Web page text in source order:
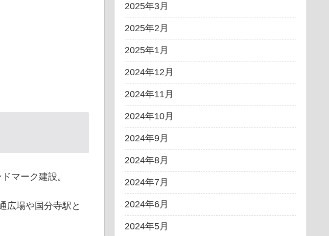
マーク建設。
広場や国分寺駅と
2025年3月
2025年2月
2025年1月
2024年12月
2024年11月
2024年10月
2024年9月
2024年8月
2024年7月
2024年6月
2024年5月